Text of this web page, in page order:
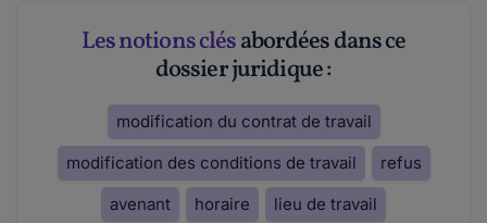
Les notions clésabordées dans ce
dossier juridique :
modification du contrat de travail
modification des conditions de travail
refus
avenant
horaire
lieu de travail